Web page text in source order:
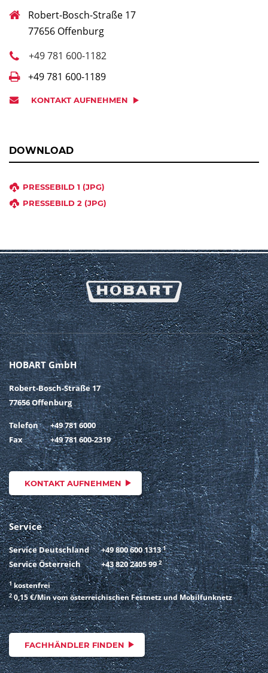
Robert-Bosch-Straße 17
77656 Offenburg
+49 781 600-1182
+49 781 600-1189
KONTAKT AUFNEHMEN
DOWNLOAD
PRESSEBILD 1 (JPG)
PRESSEBILD 2 (JPG)
HOBART GmbH
Robert-Bosch-Straße 17
77656 Offenburg
Telefon
+49 781 6000
Fax
+49 781 600-2319
KONTAKT AUFNEHMEN
Service
Service Deutschland +49 800 600 1313 1
Service Österreich +43 820 2405 99 2
1kostenfrei
20,15 €/Min vom österreichischen Festnetz und Mobilfunknetz
FACHHÄNDLER FINDEN